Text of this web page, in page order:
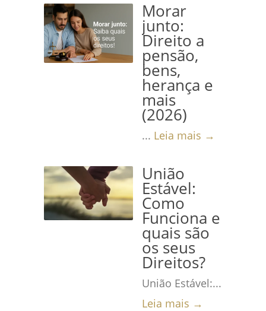
Morar
junto:
Direito a
pensão,
bens,
herança e
mais
(2026)
... Leia mais →
União
Estável:
Como
Funciona e
quais são
os seus
Direitos?
União Estável:...
Leia mais →